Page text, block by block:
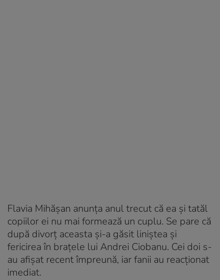
Flavia Mihășan anunța anul trecut că ea și tatăl
copiilor ei nu mai formează un cuplu. Se pare că
după divorț aceasta și-a găsit liniștea și
fericirea în brațele lui Andrei Ciobanu. Cei doi s-
au afișat recent împreună, iar fanii au reacționat
imediat.